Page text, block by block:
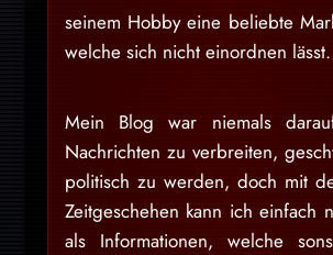
seinem Hobby eine beliebte
welche sich nicht einordnen lässt.
Mein Blog war niemals
Nachrichten zu verbreiten,
politisch zu werden, doch mit
Zeitgeschehen kann ich einfach
als Informationen, welche